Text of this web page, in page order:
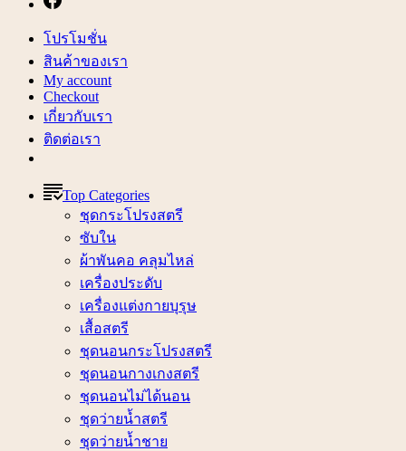
โปรโมชั่น
สินค้าของเรา
My account
Checkout
เกี่ยวกับเรา
ติดต่อเรา
Top Categories
ชุดกระโปรงสตรี
ซับใน
ผ้าพันคอ คลุมไหล่
เครื่องประดับ
เครื่องแต่งกายบุรุษ
เสื้อสตรี
ชุดนอนกระโปรงสตรี
ชุดนอนกางเกงสตรี
ชุดนอนไม่ได้นอน
ชุดว่ายน้ำสตรี
ชุดว่ายน้ำชาย